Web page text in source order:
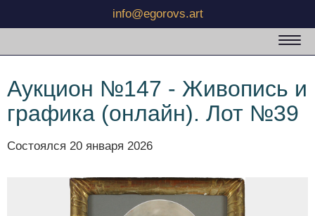
info@egorovs.art
Аукцион №147 - Живопись и
графика (онлайн). Лот №39
Состоялся 20 января 2026